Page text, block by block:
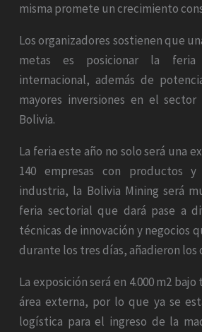
misma promete un crecimiento
Los organizadores sostienen que
metas es posicionar la
internacional, además de
mayores inversiones en el
Bolivia.
La feria este año no solo será una
140 empresas con productos
industria, la Bolivia Mining será
feria sectorial que dará pase a
técnicas de innovación y negocios
durante los tres días, añadieron los
La exposición será en 4.000 m2 bajo
área externa, por lo que ya se
logística para el ingreso de la